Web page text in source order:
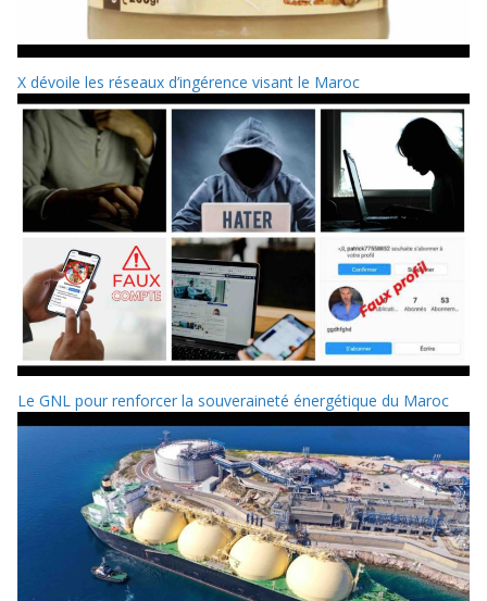
X dévoile les réseaux d’ingérence visant le Maroc
Le GNL pour renforcer la souveraineté énergétique du Maroc